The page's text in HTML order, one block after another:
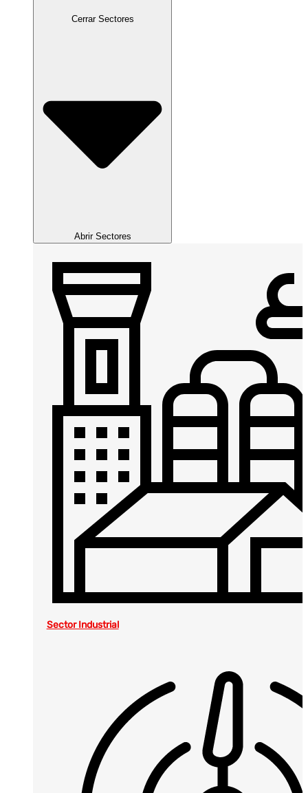
Cerrar Sectores
Abrir Sectores
Sector Industrial